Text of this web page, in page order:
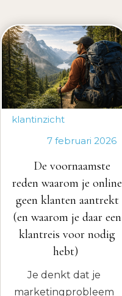
klantinzicht
7 februari 2026
De voornaamste
reden waarom je online
geen klanten aantrekt
(en waarom je daar een
klantreis voor nodig
hebt)
Je denkt dat je
marketingprobleem